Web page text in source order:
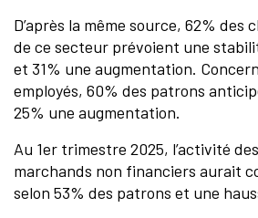
D’après la même source, 62% des
de ce secteur prévoient une
et 31% une augmentation.
employés, 60% des patrons
25% une augmentation.
Au 1er trimestre 2025, l’activité
marchands non financiers aurait
selon 53% des patrons et une